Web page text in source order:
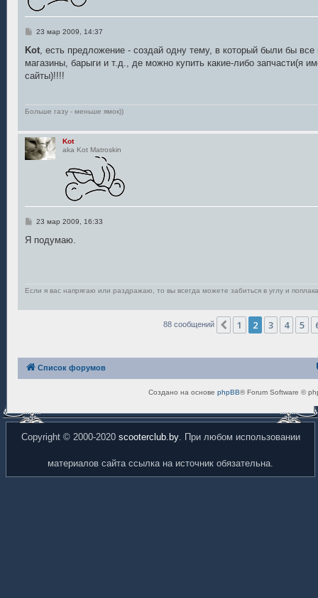
С
о
щ
е
23 мар 2009, 14:37
Kot, есть предложение - создай одну тему, в который были бы все
магазины, барыги и т.д., де можно купить какие-либо запчасти(я
сайты)!!!!
Больше газу - меньше ямок))
Kot
aka Kot Matroskin
С
о
е
23 мар 2009, 16:33
Я подумаю.
Если я вас напрягаю или раздражаю, то вы всегда можете забиться в углу и
88 сообщений Пред.
1 2 3 4 5
Список форумов
Создано на основе phpBB® Forum Software ©
Copyright © 2000-2020 scooterclub.by. При любом использовании
материалов сайта ссылка на источник обязательна.